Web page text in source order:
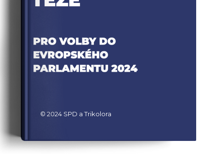
© 2024 SPD a Trikolora